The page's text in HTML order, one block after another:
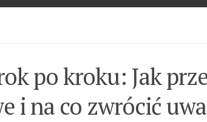
po kroku: Jak
i na co zwrócić